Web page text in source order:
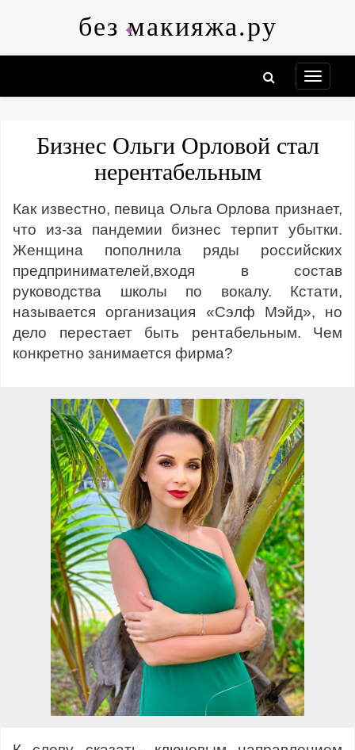
без макияжа.ру
Бизнес Ольги Орловой стал
нерентабельным
Как известно, певица Ольга Орлова признает,
что из-за пандемии бизнес терпит убытки.
Женщина пополнила ряды российских
предпринимателей,входя в состав
руководства школы по вокалу. Кстати,
называется организация «Сэлф Мэйд», но
дело перестает быть рентабельным. Чем
конкретно занимается фирма?